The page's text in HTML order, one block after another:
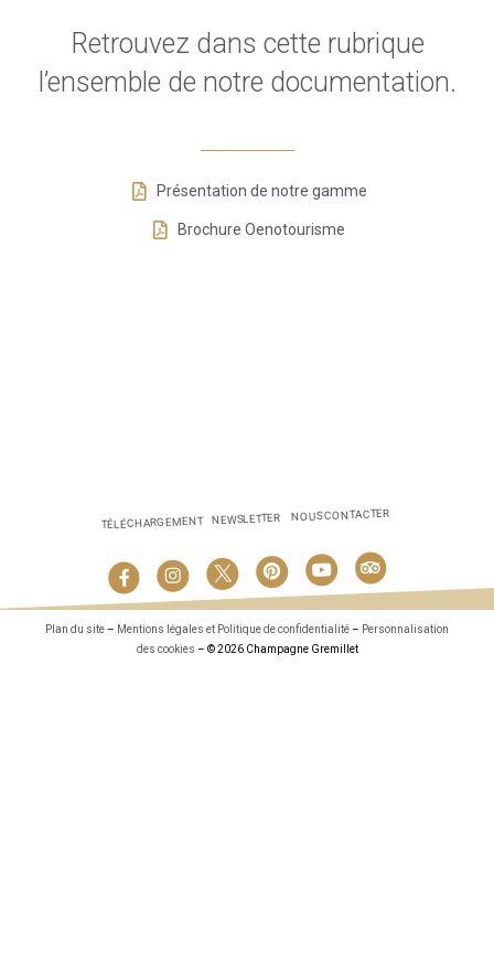
Retrouvez dans cette rubrique
l’ensemble de notre documentation.
Présentation de notre gamme
Brochure Oenotourisme
TÉLÉCHARGEMENT NEWSLETTER NOUS CONTACTER
Plan du site– Mentions légales et Politique de confidentialité– Personnalisation
des cookies – © 2026 Champagne Gremillet